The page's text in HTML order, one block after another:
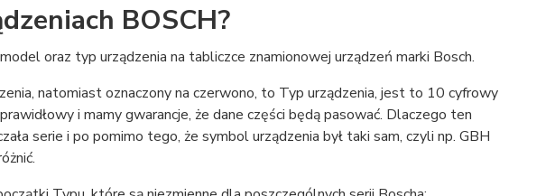
BOSCH?
oraz typ urządzenia na tabliczce znamionowej urządzeń marki Bosch.
natomiast oznaczony na czerwono, to Typ urządzenia, jest to 10 cyfrowy
i mamy gwarancje, że dane części będą pasować. Dlaczego ten
serie i po pomimo tego, że symbol urządzenia był taki sam, czyli np. GBH